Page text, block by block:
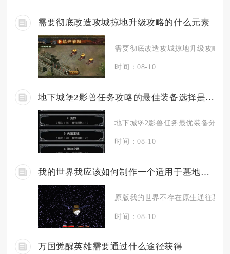
需要彻底改造攻城掠地升级攻略的什么元素
需要彻底改造攻城掠地升级攻略
时间：08-10
地下城堡2影兽任务攻略的最佳装备选择是什么
地下城堡2影兽任务最优装备分为
时间：08-10
我的世界我应该如何制作一个适用于墓地的传送门
原版我的世界不存在原生通往墓
时间：08-10
万国觉醒英雄需要通过什么途径获得